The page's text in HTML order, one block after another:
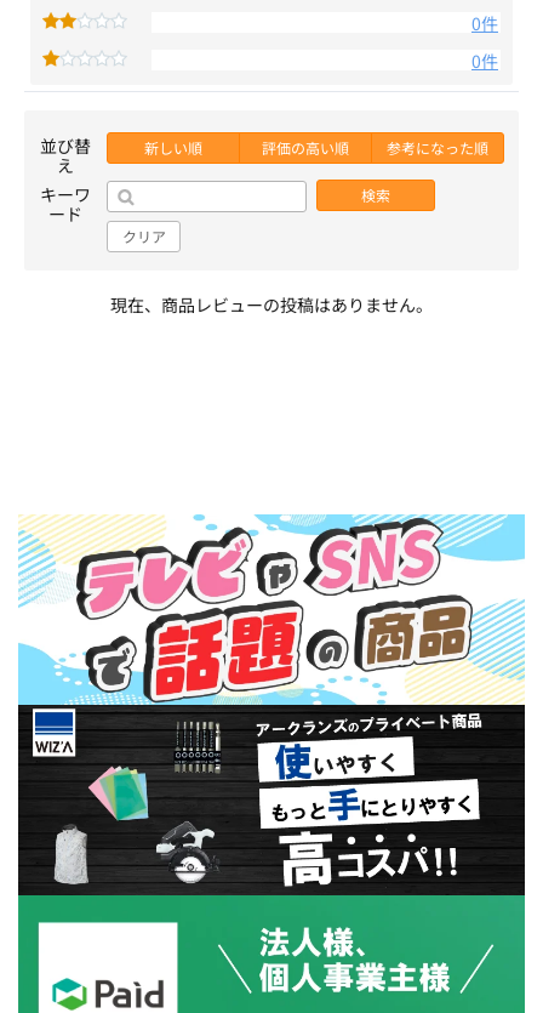
0件
0件
並び替
え
新しい順 評価の高い順 参考になった順
キーワ
ード
検索
クリア
現在、商品レビューの投稿はありません。